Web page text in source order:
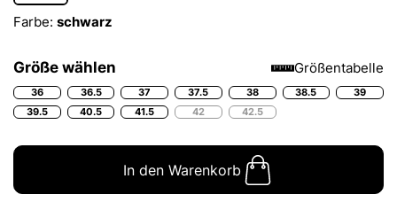
Farbe: schwarz
Größe wählen Größentabelle
36 36.5 37 37.5 38 38.5
39
39.5
40.5 41.5 42 42.5
In den Warenkorb